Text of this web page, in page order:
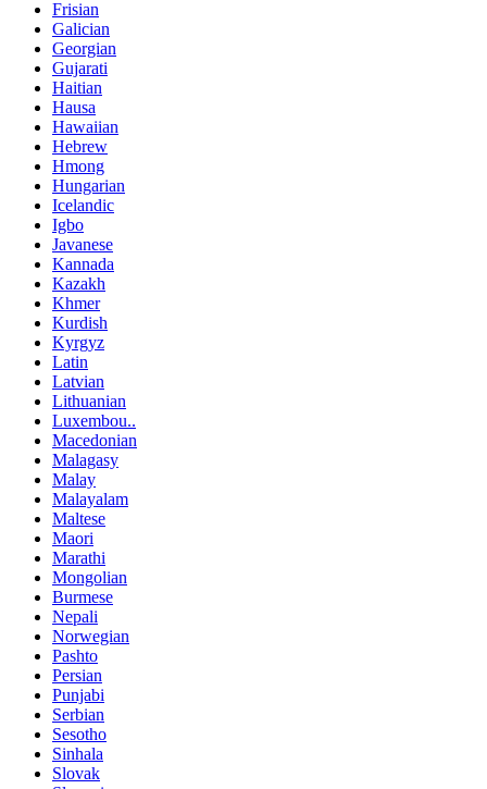
Frisian
Galician
Georgian
Gujarati
Haitian
Hausa
Hawaiian
Hebrew
Hmong
Hungarian
Icelandic
Igbo
Javanese
Kannada
Kazakh
Khmer
Kurdish
Kyrgyz
Latin
Latvian
Lithuanian
Luxembou..
Macedonian
Malagasy
Malay
Malayalam
Maltese
Maori
Marathi
Mongolian
Burmese
Nepali
Norwegian
Pashto
Persian
Punjabi
Serbian
Sesotho
Sinhala
Slovak